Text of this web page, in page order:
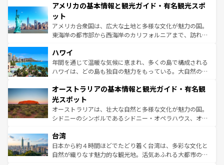
ンツ一覧を参照してほしい。
の建物がそのまま残る町や、スイスならではのユニークな
博物館もあり、アルプス観光だけでなく町歩きも満喫する
ことができる。国民の所得が高いため物価も高いが、旅行
者向けの交通パス提供のサービスもあり、うまく活用すれ
着のスイス情報は
アメリカの基本情報と観光ガイド・有名観光スポ
ット
アメリカ合衆国は、広大な土地と多様な文化が魅力の国。
東海岸の都市部から西海岸のカリフォルニアまで、訪れる
のような巨大都市は、観光、ショッピング、エンターテイ
ンメントが詰まった刺激的なスポットだ。一方、アメリカ
西部には大自然が広がり、グランドキャニオンやイエロー
部のニューオーリンズでは、音楽と美食が融合した独特の
文化が魅力。旅行者はアメリカの各地域で異なる魅力を楽
しみながら、その多様性と豊かな歴史を感じることができ
るだろう。車でのロードトリップや列車の旅も、アメリカ
情報は
ハワイ
年間を通じて温暖な気候に恵まれ、多くの島で構成される
ハワイは、どの島も独自の魅力をもっている。大自然の神
ワイ島は見逃せない。また、定番の観光地といえばオアフ
島だが、静かな自然を求めるならマウイ島やカウアイ島が
おすすめ。エメラルドグリーンに輝く海をはじめ、豊かな
文化や歴史が息づいている。「アロハスピリット」と呼ば
人々、おいしいローカルフードやハワイアンミュージッ
ク、伝統的なフラダンスなど、すべてがハワイの魅力を彩
っている。訪れるたびに新しい発見と感動が待っているハ
オーストラリアの基本情報と観光ガイド・有名観
光スポット
オーストラリアは、壮大な自然と多様な文化が魅力の国。
シドニーのシンボルであるシドニー・オペラハウス、オー
リアリーフや大陸中央部にそびえるウルル（エアーズロッ
ク）、タスマニアの美しい原生林やケアンズの熱帯雨林な
ど、見どころがたくさん。また、カフェやワイン、オージ
台湾
日本から約４時間ほどでたどり着く台湾は、多彩な文化と
自然が織りなす魅力的な観光地。活気あふれる大都市の台